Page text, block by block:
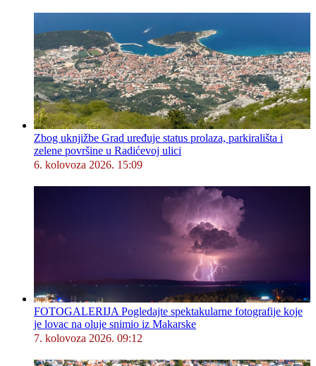
Zbog uknjižbe Grad uređuje status prolaza, parkirališta i
zelene površine u Radićevoj ulici
6. kolovoza 2026. 15:09
FOTOGALERIJA Pogledajte spektakularne fotografije koje
je lovac na oluje snimio iz Makarske
7. kolovoza 2026. 09:12